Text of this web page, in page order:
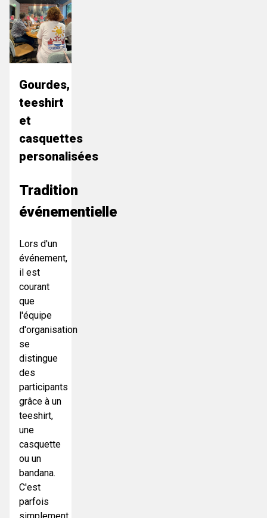
Gourdes,
teeshirt
et
casquettes
personalisées
Tradition
événementielle
Lors d'un
événement,
il est
courant
que
l'équipe
d'organisation
se
distingue
des
participants
grâce à un
teeshirt,
une
casquette
ou un
bandana.
C'est
parfois